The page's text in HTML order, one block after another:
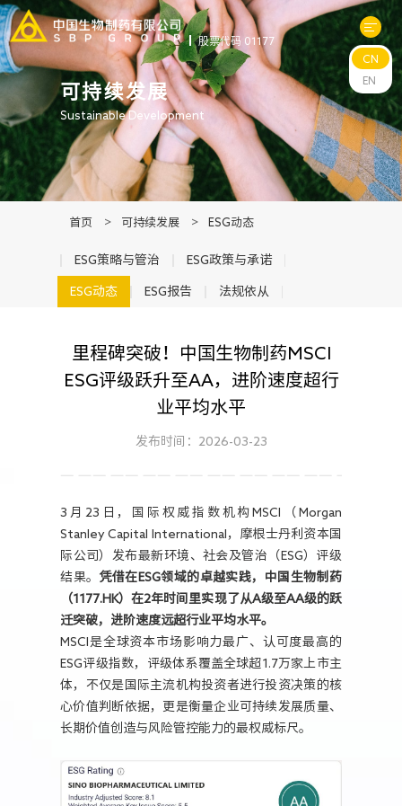
股票代码 01177
关于中生
科研与管线
产品中心
可持续发展
投资者关系
CN
EN
可持续发展
Sustainable Development
首页 > 可持续发展 > ESG动态
ESG策略与管治 ESG政策与承诺
ESG动态 ESG报告 法规依从
里程碑突破！中国生物制药MSCI
ESG评级跃升至AA，进阶速度超行
业平均水平
发布时间：2026-03-23
3月23日，国际权威指数机构MSCI（Morgan
Stanley Capital International，摩根士丹利资本国
际公司）发布最新环境、社会及管治（ESG）评级
结果。 凭借在ESG领域的卓越实践，中国生物制药
（1177.HK）在2年时间里实现了从A级至AA级的跃
迁突破，进阶速度远超行业平均水平。
MSCI是全球资本市场影响力最广、认可度最高的
ESG评级指数，评级体系覆盖全球超1.7万家上市主
体，不仅是国际主流机构投资者进行投资决策的核
心价值判断依据，更是衡量企业可持续发展质量、
长期价值创造与风险管控能力的最权威标尺。